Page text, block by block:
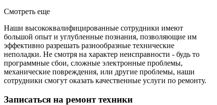
Смотреть еще
Наши высококвалифицированные сотрудники имеют
большой опыт и углубленные познания, позволяющие им
эффективно разрешать разнообразные технические
неполадки. Не смотря на характер неисправности - будь то
программные сбои, сложные электронные проблемы,
механические повреждения, или другие проблемы, наши
сотрудники смогут оказать качественные услуги по ремонту.
Записаться на ремонт техники